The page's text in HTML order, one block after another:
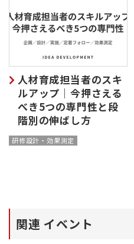
人材育成担当者のスキ
ルアップ｜今押さえる
べき5つの専門性と段
階別の伸ばし方
研修設計・効果測定
関連 イベント